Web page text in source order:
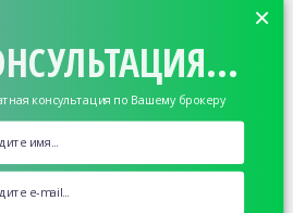
консультация по Вашему брокеру
×